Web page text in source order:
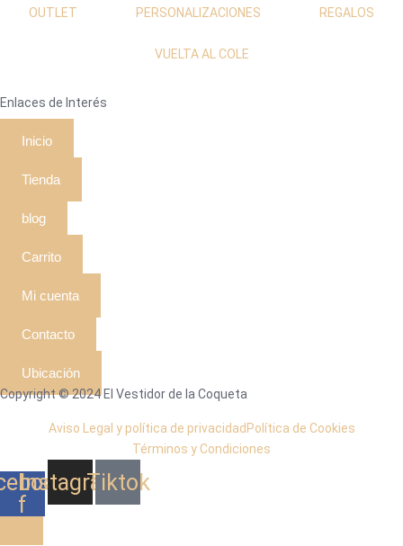
OUTLET PERSONALIZACIONES REGALOS
VUELTA AL COLE
Enlaces de Interés
Inicio
Tienda
blog
Carrito
Mi cuenta
Contacto
Ubicación
Copyright © 2024 El Vestidor de la Coqueta
Aviso Legal y política de privacidad Política de Cookies
Términos y Condiciones
f
Instagram
Tiktok